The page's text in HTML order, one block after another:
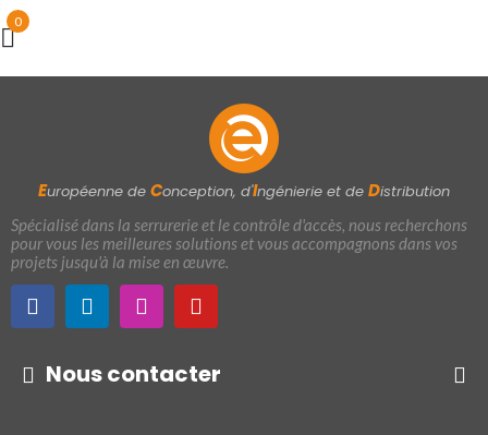
0
Européenne de Conception, d'Ingénierie et de Distribution
Spécialisé dans la serrurerie et le contrôle d'accès, nous recherchons
pour vous les meilleures solutions et vous accompagnons dans vos
projets jusqu'à la mise en œuvre.
Nous contacter